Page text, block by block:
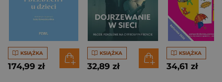
KSIĄŻKA
174,99 zł
KSIĄŻKA
32,89 zł
KSIĄŻKA
34,61 zł